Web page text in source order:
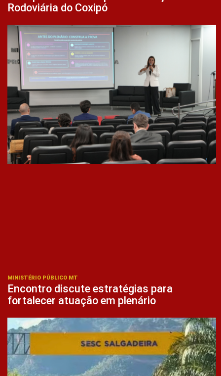
Rodoviária do Coxipó
MINISTÉRIO PÚBLICO MT
Encontro discute estratégias para
fortalecer atuação em plenário